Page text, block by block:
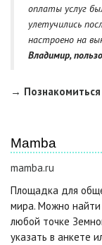
оплаты услуг
улетучились
настроено на
Владимир,
→ Познакомиться
Mamba
mamba.ru
Площадка для
мира. Можно найти
любой точке
указать в анкете